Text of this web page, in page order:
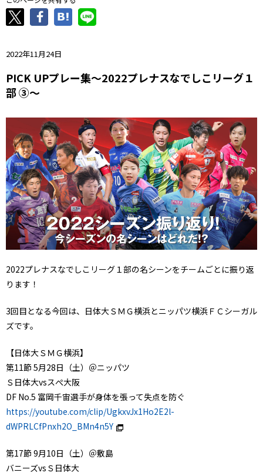
2022年11月24日
PICK UPプレー集～2022プレナスなでしこリーグ１
部 ③～
2022プレナスなでしこリーグ１部の名シーンをチームごとに振り返
ります！
3回目となる今回は、日体大ＳＭＧ横浜とニッパツ横浜ＦＣシーガル
ズです。
【日体大ＳＭＧ横浜】
第11節 5月28日（土）＠ニッパツ
Ｓ日体大vsスぺ大阪
DF No.5 富岡千宙選手が身体を張って失点を防ぐ
https://youtube.com/clip/UgkxvJx1Ho2E2l-
dWPRLCfPnxh2O_BMn4n5Y
第17節 9月10日（土）＠敷島
バニーズvsＳ日体大